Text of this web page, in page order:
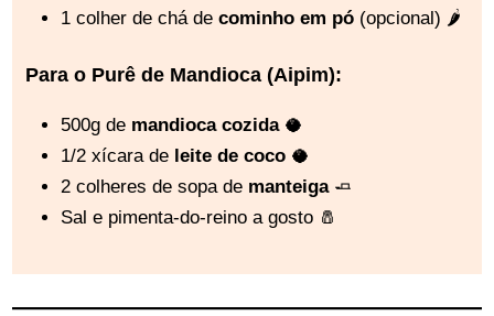
1 colher de chá decominho em pó (opcional) 🌶️
Para o Purê de Mandioca (Aipim):
500g de mandioca cozida🥥
1/2 xícara de leite de coco 🥥
2 colheres de sopa de manteiga🧈
Sal e pimenta-do-reino a gosto 🧂